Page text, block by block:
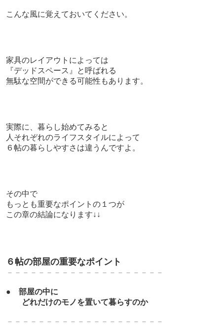
こんな風に覚えておいてください。
家具のレイアウトによっては
『デッドスペース』と呼ばれる
無駄な空間ができる可能性もあります。
実際に、暮らし始めてみると
人それぞれのライフスタイルによって
６帖の暮らしやすさは違うんですよ。
その中で
もっとも重要なポイントの１つが
この章の結論になります↓↓
６帖の部屋の重要なポイント
－－－－－－－－－－－－－－－－－－－－
● 部屋の中に
どれだけのモノを置いて暮らすのか
－－－－－－－－－－－－－－－－－－－－